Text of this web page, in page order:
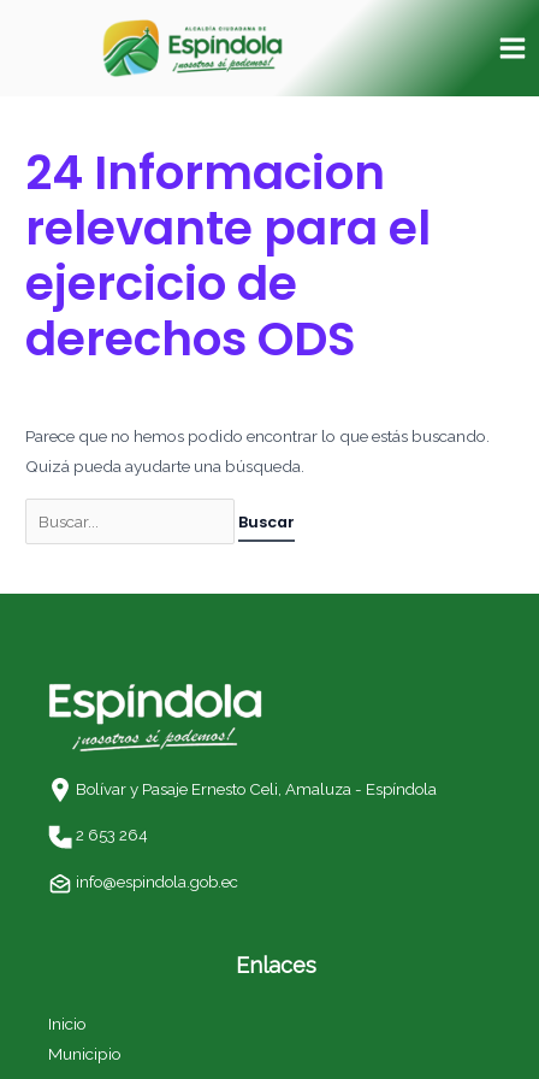
24 Informacion
relevante para el
ejercicio de
derechos ODS
Parece que no hemos podido encontrar lo que estás buscando.
Quizá pueda ayudarte una búsqueda.
Bolívar y Pasaje Ernesto Celi, Amaluza - Espíndola
2 653 264
info@espindola.gob.ec
Enlaces
Inicio
Municipio